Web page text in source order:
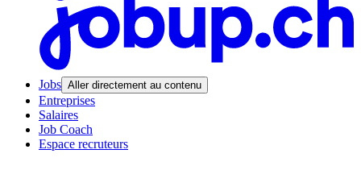
Jobs Aller directement au contenu
Entreprises
Salaires
Job Coach
Espace recruteurs